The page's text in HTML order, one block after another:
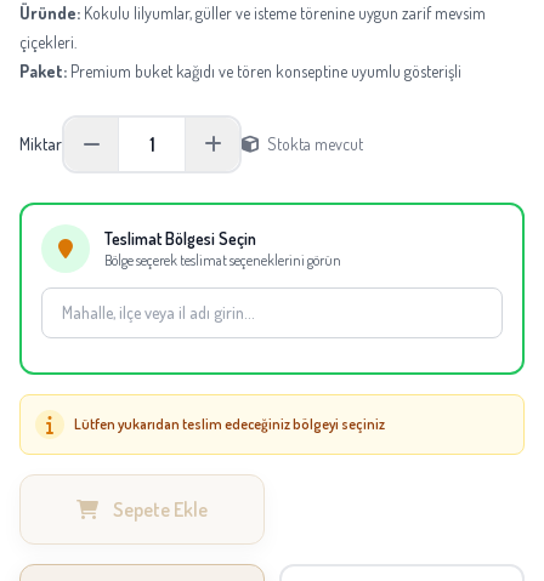
Üründe: Kokulu lilyumlar, güller ve isteme törenine uygun zarif mevsim
çiçekleri.
Paket: Premium buket kağıdı ve tören konseptine uyumlu gösterişli
Yaklaşık 55-70 cm; çiçeklerin doğal sap ve açım durumuna göre
eşdeğer çiçekler kullanılabilir.
Miktar 1 Stokta mevcut
Teslimat Bölgesi Seçin
Bölge seçerek teslimat seçeneklerini görün
Lütfen yukarıdan teslim edeceğiniz bölgeyi seçiniz
Sepete Ekle